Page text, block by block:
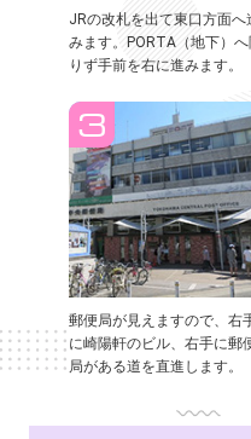
JRの改札を出て東口方面へ
みます。PORTA（地下）
りず手前を右に進みます。
郵便局が見えますので、右
に崎陽軒のビル、右手に郵
局がある道を直進します。